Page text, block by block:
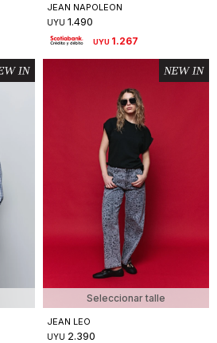
JEAN NAPOLEON
UYU 1.490
UYU 1.267
Seleccionar talle
JEAN LEO
UYU 2.390